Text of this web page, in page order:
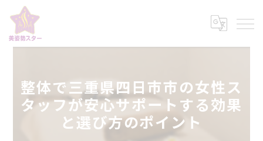
整体で三重県四日市市の女性ス
タッフが安心サポートする効果
と選び方のポイント